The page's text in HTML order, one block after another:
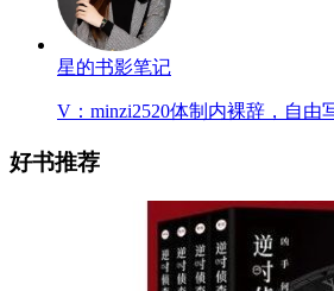
星的书影笔记
V：minzi2520体制内裸辞，自由
好书推荐